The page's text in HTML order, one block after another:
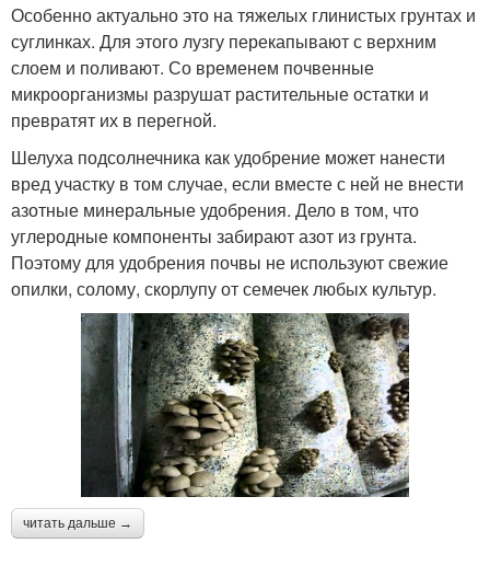
Особенно актуально это на тяжелых глинистых грунтах и
суглинках. Для этого лузгу перекапывают с верхним
слоем и поливают. Со временем почвенные
микроорганизмы разрушат растительные остатки и
превратят их в перегной.
Шелуха подсолнечника как удобрение может нанести
вред участку в том случае, если вместе с ней не внести
азотные минеральные удобрения. Дело в том, что
углеродные компоненты забирают азот из грунта.
Поэтому для удобрения почвы не используют свежие
опилки, солому, скорлупу от семечек любых культур.
читать дальше →